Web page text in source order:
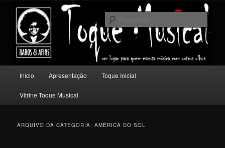
conteúdo
principal
conteúdo
secundário
Toque Musical
Um lugar para quem escuta música com outros olhos.
principal
Início Apresentação Toque Inicial
Vitrine Toque Musical
ARQUIVO DA CATEGORIA:AMÉRICA DO SOL